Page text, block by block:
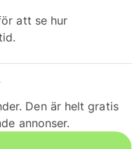
att se hur
Den är helt gratis
annonser.